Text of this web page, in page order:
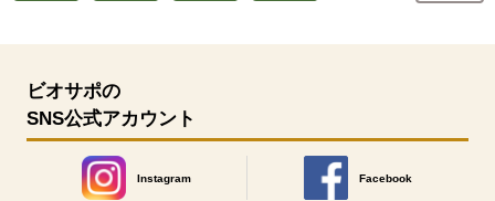
ビオサポの
SNS公式アカウント
Instagram
別のウィンドウで開きます。
Facebook
別のウィンドウで開きます